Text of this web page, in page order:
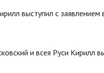
и всея Руси Кирилл